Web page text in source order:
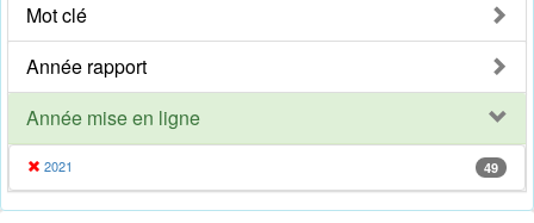
Mot clé
Année rapport
Année mise en ligne
2021 49